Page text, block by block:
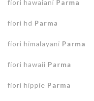
fiori hawaiani Parma
fiori hd Parma
fiori himalayani Parma
fiori hawaii Parma
fiori hippie Parma